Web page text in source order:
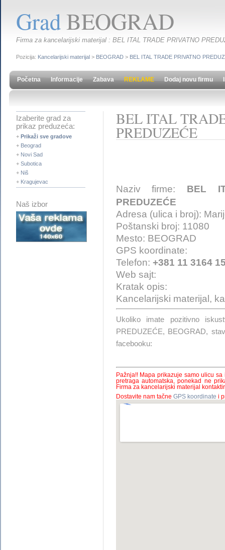
GradBEOGRAD
Firma za kancelarijski materijal : BEL ITAL TRADE PRIVATNO
Pozicija: Kancelarijski materijal > BEOGRAD > BEL ITAL TRADE PRIVATNO
Početna Informacije Zabava REKLAME Dodaj novu firmu
Izaberite grad za
prikaz preduzeća:
+ Prikaži sve gradove
+ Beograd
+ Novi Sad
+ Subotica
+ Niš
+ Kragujevac
Naš izbor
BEL ITAL
PREDUZEĆE
Naziv firme: BEL
PREDUZEĆE
Adresa (ulica i broj):
Poštanski broj: 11080
Mesto: BEOGRAD
GPS koordinate:
Telefon: +381 11 3164
Web sajt:
Kratak opis:
Kancelarijski materijal,
Ukoliko imate pozitivno
PREDUZEĆE, BEOGRAD,
facebooku:
Pažnja!! Mapa prikazuje samo ulicu
pretraga automatska, ponekad ne
Firma za kancelarijski materijal
Dostavite nam tačne GPS koordinate i